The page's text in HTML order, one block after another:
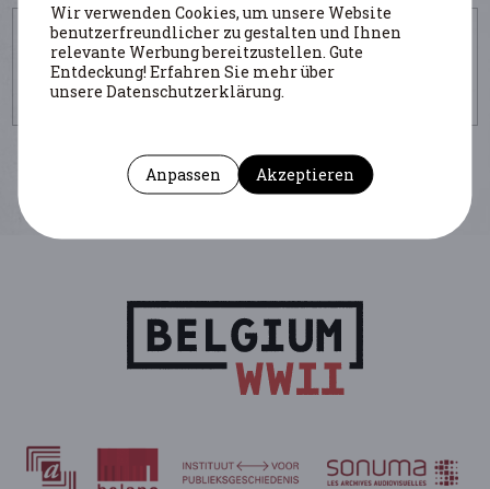
UM DIESE SEITE ZU ZITIEREN
Autor : Plisnier Flore(Institution : AGR)
https://www.belgiumwwii.be/de/belgien-im-
krieg/personlichkeiten/hagemans-john-maurice-hagemans.html
Wir verwenden Cookies, um unsere Website
benutzerfreundlicher zu gestalten und Ihnen
relevante Werbung bereitzustellen. Gute
Entdeckung! Erfahren Sie mehr über
unsere Datenschutzerklärung.
Anpassen Akzeptieren